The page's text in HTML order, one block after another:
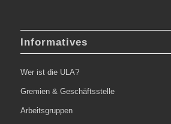
Informatives
Wer ist die ULA?
Gremien & Geschäftsstelle
Arbeitsgruppen